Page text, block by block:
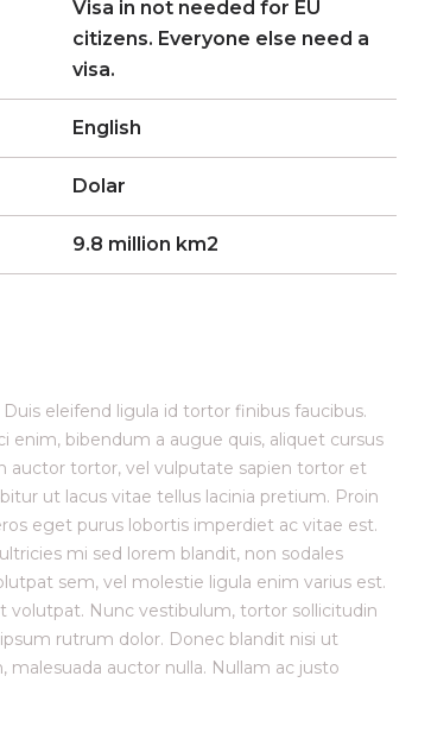
Visa in not needed for EU
citizens. Everyone else need a
visa.
English
Dolar
9.8 million km2
eleifend ligula id tortor finibus faucibus.
enim, bibendum a augue quis, aliquet cursus
auctor tortor, vel vulputate sapien tortor et
ut lacus vitae tellus lacinia pretium. Proin
eget purus lobortis imperdiet ac vitae est.
mi sed lorem blandit, non sodales
sem, vel molestie ligula enim varius est.
volutpat. Nunc vestibulum, tortor sollicitudin
rutrum dolor. Donec blandit nisi ut
auctor nulla. Nullam ac justo